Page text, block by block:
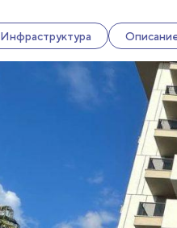
Инфраструктура